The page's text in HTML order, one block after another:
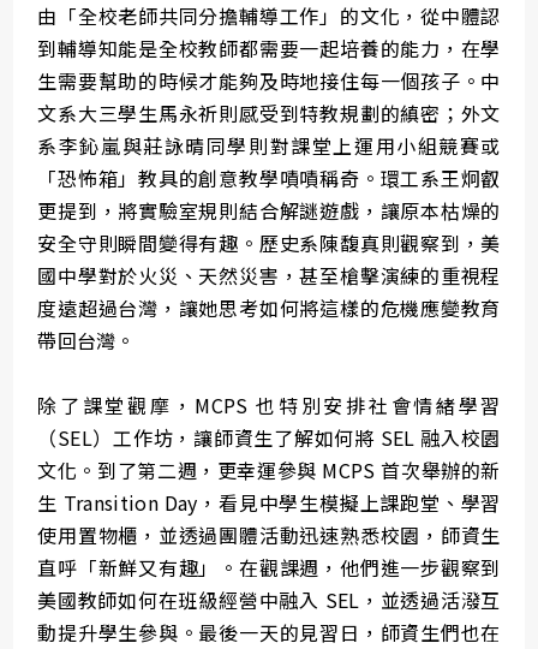
由「全校老師共同分擔輔導工作」的文化，從中體認
到輔導知能是全校教師都需要一起培養的能力，在學
生需要幫助的時候才能夠及時地接住每一個孩子。中
文系大三學生馬永祈則感受到特教規劃的縝密；外文
系李鈊嵐與莊詠晴同學則對課堂上運用小組競賽或
「恐怖箱」教具的創意教學嘖嘖稱奇。環工系王炯叡
更提到，將實驗室規則結合解謎遊戲，讓原本枯燥的
安全守則瞬間變得有趣。歷史系陳馥真則觀察到，美
國中學對於火災、天然災害，甚至槍擊演練的重視程
度遠超過台灣，讓她思考如何將這樣的危機應變教育
帶回台灣。
除了課堂觀摩，MCPS 也特別安排社會情緒學習
（SEL）工作坊，讓師資生了解如何將 SEL 融入校園
文化。到了第二週，更幸運參與 MCPS 首次舉辦的新
生 Transition Day，看見中學生模擬上課跑堂、學習
使用置物櫃，並透過團體活動迅速熟悉校園，師資生
直呼「新鮮又有趣」。在觀課週，他們進一步觀察到
美國教師如何在班級經營中融入 SEL，並透過活潑互
動提升學生參與。最後一天的見習日，師資生們也在